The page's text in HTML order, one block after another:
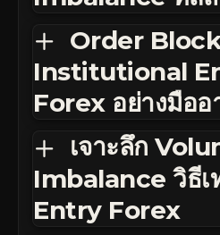
Order
Institutional
Forex อย่างมืออ
เจาะลึก
Imbalance วิธีเ
Entry Forex